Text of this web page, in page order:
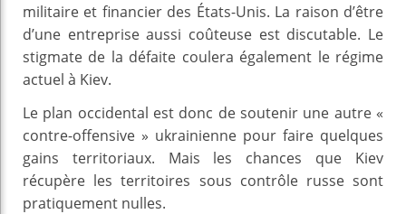
militaire et financier des États-Unis. La raison d’être
d’une entreprise aussi coûteuse est discutable. Le
stigmate de la défaite coulera également le régime
actuel à Kiev.
Le plan occidental est donc de soutenir une autre «
contre-offensive » ukrainienne pour faire quelques
gains territoriaux. Mais les chances que Kiev
récupère les territoires sous contrôle russe sont
pratiquement nulles.